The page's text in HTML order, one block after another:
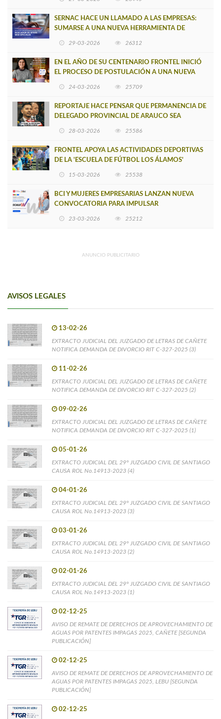
SERNAC HACE UN LLAMADO A LAS EMPRESAS:
SUMARSE A UNA NUEVA HERRAMIENTA DE
29-03-2026 26312
EN EL AÑO DE SU CENTENARIO FRONTEL INICIÓ
EL PROCESO DE POSTULACIÓN A UNA NUEVA
24-03-2026 25709
REPORTAJE HACE PENSAR QUE PERMANENCIA DE
DELEGADO PROVINCIAL DE ARAUCO SEA
28-03-2026 25586
FRONTEL APOYA LAS ACTIVIDADES DEPORTIVAS
DE LA 'ESCUELA DE FÚTBOL LOS ÁLAMOS'
15-03-2026 25538
BCI Y MUJERES EMPRESARIAS LANZAN NUEVA
CONVOCATORIA PARA IMPULSAR
23-03-2026 25212
ANUNCIO PUBLICITARIO
AVISOS LEGALES
13-02-26
EXTRACTO JUDICIAL DEL JUZGADO DE LETRAS DE CAÑETE
NOTIFICA DEMANDA DE DIVORCIO RIT C-327-2025 (3)
11-02-26
EXTRACTO JUDICIAL DEL JUZGADO DE LETRAS DE CAÑETE
NOTIFICA DEMANDA DE DIVORCIO RIT C-327-2025 (2)
09-02-26
EXTRACTO JUDICIAL DEL JUZGADO DE LETRAS DE CAÑETE
NOTIFICA DEMANDA DE DIVORCIO RIT C-327-2025 (1)
05-01-26
EXTRACTO JUDICIAL DEL 29° JUZGADO CIVIL DE SANTIAGO
CAUSA ROL No.14913-2023 (4)
04-01-26
EXTRACTO JUDICIAL DEL 29° JUZGADO CIVIL DE SANTIAGO
CAUSA ROL No.14913-2023 (3)
03-01-26
EXTRACTO JUDICIAL DEL 29° JUZGADO CIVIL DE SANTIAGO
CAUSA ROL No.14913-2023 (2)
02-01-26
EXTRACTO JUDICIAL DEL 29° JUZGADO CIVIL DE SANTIAGO
CAUSA ROL No.14913-2023 (1)
02-12-25
AVISO DE REMATE DE DERECHOS DE APROVECHAMIENTO DE
AGUAS POR PATENTES IMPAGAS 2025, CAÑETE [SEGUNDA
PUBLICACIÓN]
02-12-25
AVISO DE REMATE DE DERECHOS DE APROVECHAMIENTO DE
AGUAS POR PATENTES IMPAGAS 2025, LEBU [SEGUNDA
PUBLICACIÓN]
02-12-25